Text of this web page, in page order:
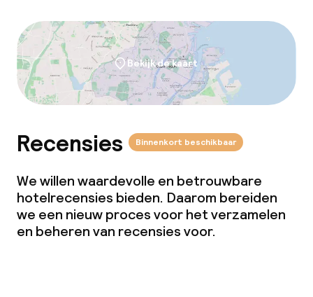
Bekijk de kaart
Recensies Binnenkort beschikbaar
We willen waardevolle en betrouwbare
hotelrecensies bieden. Daarom bereiden
we een nieuw proces voor het verzamelen
en beheren van recensies voor.